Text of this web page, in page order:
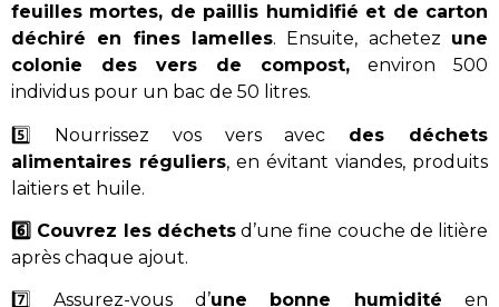
feuilles mortes, de paillis humidifié et de carton
déchiré en fines lamelles. Ensuite, achetez une
colonie des vers de compost, environ 500
individus pour un bac de 50 litres.
5️⃣ Nourrissez vos vers avec des déchets
alimentaires réguliers, en évitant viandes, produits
laitiers et huile.
6️⃣ Couvrez les déchetsd’une fine couche de litière
après chaque ajout.
7️⃣ Assurez-vous d’une bonne humidité en